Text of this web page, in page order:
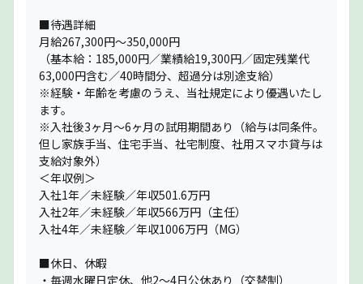
■待遇詳細
月給267,300円～350,000円
（基本給：185,000円／業績給19,300円／固定残業代
63,000円含む／40時間分、超過分は別途支給）
※経験・年齢を考慮のうえ、当社規定により優遇いたし
ます。
※入社後3ヶ月〜6ヶ月の試用期間あり（給与は同条件。
但し家族手当、住宅手当、社宅制度、社用スマホ貸与は
支給対象外）
＜年収例＞
入社1年／未経験／年収501.6万円
入社2年／未経験／年収566万円（主任）
入社4年／未経験／年収1006万円（MG）
■休日、休暇
・毎週水曜日定休、他2〜4日公休あり（交替制）